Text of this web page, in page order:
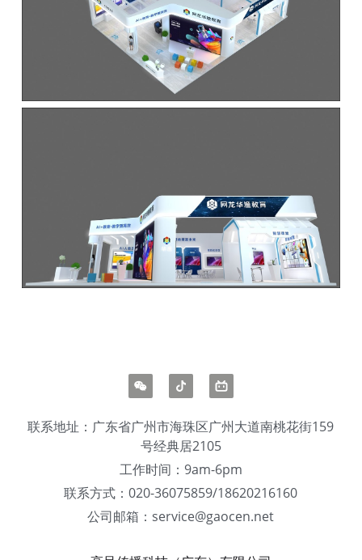
联系地址：广东省广州市海珠区广州大道南桃花街159
号经典居2105
工作时间：9am-6pm
联系方式：020-36075859/18620216160
公司邮箱：service@gaocen.net